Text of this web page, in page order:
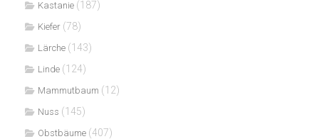
Kastanie (187)
Kiefer (78)
Lärche (143)
Linde (124)
Mammutbaum (12)
Nuss (145)
Obstbäume (407)